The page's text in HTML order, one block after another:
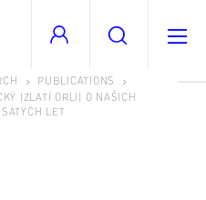
PUBLICATIONS
(ZLATÍ ORLI) O NAŠICH
LET